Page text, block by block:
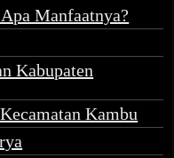
Manfaatnya?
Kabupaten
Kambu